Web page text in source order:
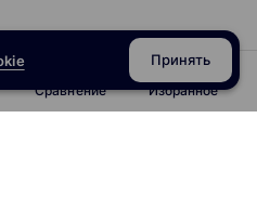
Сравнение Избранное
Принять